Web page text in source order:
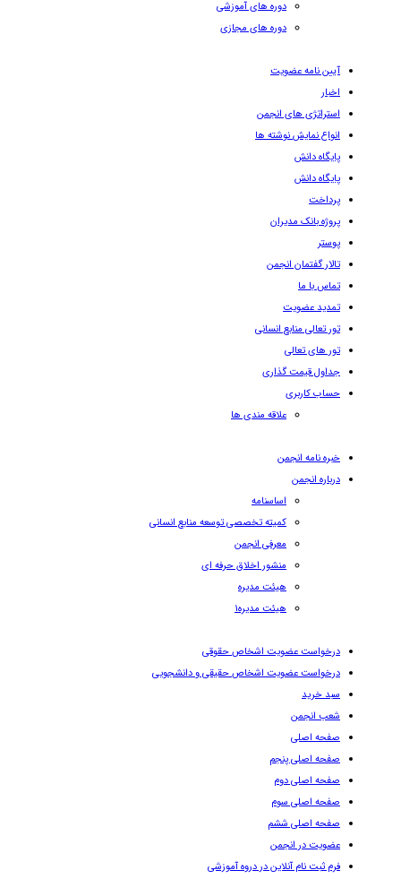
دوره های آموزشی
دوره های مجازی
آیین نامه عضویت
اخبار
استراتژی های انجمن
انواع نمایش نوشته ها
پایگاه دانش
پایگاه دانش
پرداخت
پروژه بانک مدیران
پوستر
تالار گفتمان انجمن
تماس با ما
تمدید عضویت
تور تعالی منابع انسانی
تور های تعالی
جداول قیمت گذاری
حساب کاربری
علاقه مندی ها
خبره نامه انجمن
درباره انجمن
اساسنامه
کمیته تخصصی توسعه منابع انسانی
معرفی انجمن
منشور اخلاق حرفه ای
هیئت مدیره
هیئت مدیره۱
درخواست عضویت اشخاص حقوقی
درخواست عضویت اشخاص حقیقی و دانشجویی
سبد خرید
شعب انجمن
صفحه اصلی
صفحه اصلی پنجم
صفحه اصلی دوم
صفحه اصلی سوم
صفحه اصلی ششم
عضویت در انجمن
فرم ثبت نام آنلاین در دروه آموزشی